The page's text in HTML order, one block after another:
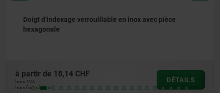
en inox avec pièce Doigts d'indexage
à partir de 19,80 CHF
hors frais d’envoi